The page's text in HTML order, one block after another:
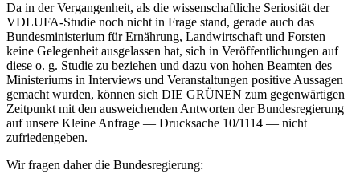
Da in der Vergangenheit, als die wissenschaftliche Seriosität der
VDLUFA-Studie noch nicht in Frage stand, gerade auch das
Bundesministerium für Ernährung, Landwirtschaft und Forsten
keine Gelegenheit ausgelassen hat, sich in Veröffentlichungen auf
diese o. g. Studie zu beziehen und dazu von hohen Beamten des
Ministeriums in Interviews und Veranstaltungen positive Aussagen
gemacht wurden, können sich DIE GRÜNEN zum gegenwärtigen
Zeitpunkt mit den ausweichenden Antworten der Bundesregierung
auf unsere Kleine Anfrage — Drucksache 10/1114 — nicht
zufriedengeben.
Wir fragen daher die Bundesregierung: